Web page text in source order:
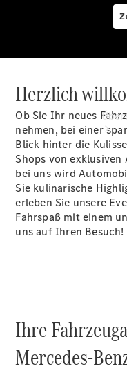
Herzlich
Ob Sie Ihr neues
nehmen, bei einer
Blick hinter die
Shops von exklusiven
bei uns wird
Sie kulinarische
erleben Sie unsere
Fahrspaß mit einem
uns auf Ihren Besuch!
Ihre